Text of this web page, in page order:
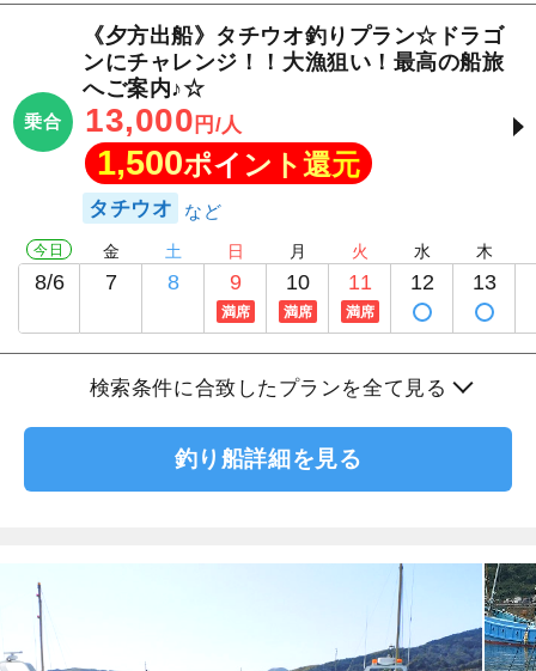
乗合
《夕方出船》タチウオ釣りプラン☆ドラゴ
ンにチャレンジ！！大漁狙い！最高の船旅
へご案内♪☆
13,000 円/人
1,500ポイント還元
タチウオ
今日
8/6
金
7
土
8
日
9
満席
月
10
満席
火
11
満席
水
12
木
13
検索条件に合致したプランを全て見る
釣り船詳細を見る